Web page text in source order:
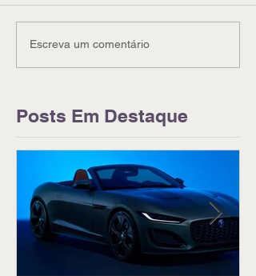
Escreva um comentário
Posts Em Destaque